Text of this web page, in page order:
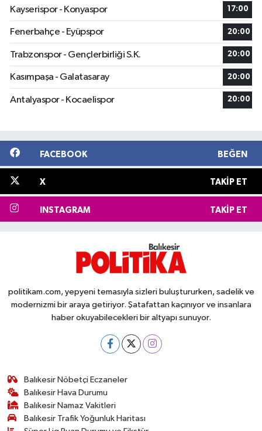
Kayserispor - Konyaspor
17:00
Fenerbahçe - Eyüpspor 20:00
Trabzonspor - Gençlerbirliği S.K. 20:00
Kasımpaşa - Galatasaray 20:00
Antalyaspor - Kocaelispor 20:00
FACEBOOK BEĞEN
X TAKIP ET
INSTAGRAM TAKIP ET
politikam.com, yepyeni temasıyla sizleri buluştururken, sadelik ve
modernizmi bir araya getiriyor. Şatafattan kaçınıyor ve insanlara
haber okuyabilecekleri bir altyapı sunuyor.
Balıkesir Nöbetçi Eczaneler
Balıkesir Hava Durumu
Balıkesir Namaz Vakitleri
Balıkesir Trafik Yoğunluk Haritası